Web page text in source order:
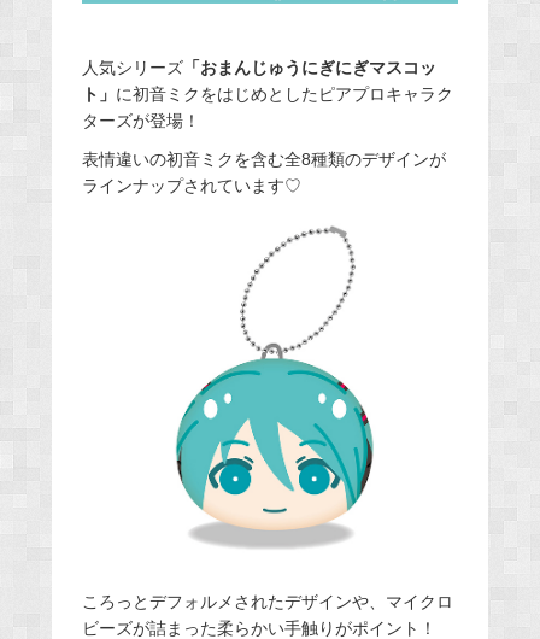
人気シリーズ「おまんじゅうにぎにぎマスコッ
ト」 に初音ミクをはじめとしたピアプロキャラク
ターズが登場！
表情違いの初音ミクを含む全8種類のデザインが
ラインナップされています♡
ころっとデフォルメされたデザインや、マイクロ
ビーズが詰まった柔らかい手触りがポイント！